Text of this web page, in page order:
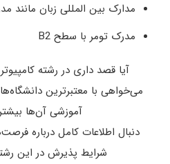
مدارک بین المللی زبان مانند
مدرک تومر با سطح B2
آیا قصد داری در رشته
می‌خواهی با معتبرترین
آموزشی آن‌ها
دنبال اطلاعات کامل درباره
شرایط پذیرش در این